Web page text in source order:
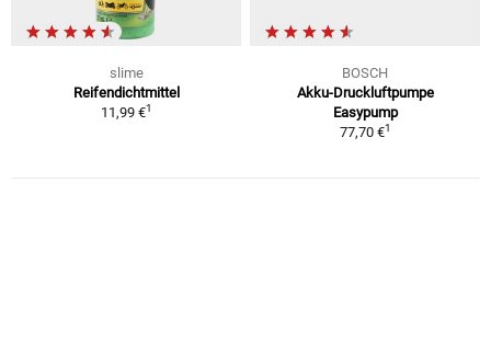
slime
Reifendichtmittel
11,99 €1
BOSCH
Akku-Druckluftpumpe
Easypump
77,70 €1